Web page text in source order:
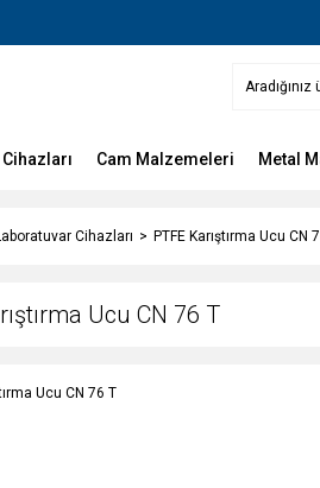
Cam Malzemeleri Metal
Cihazları PTFE Karıştırma Ucu CN
Ucu CN 76 T